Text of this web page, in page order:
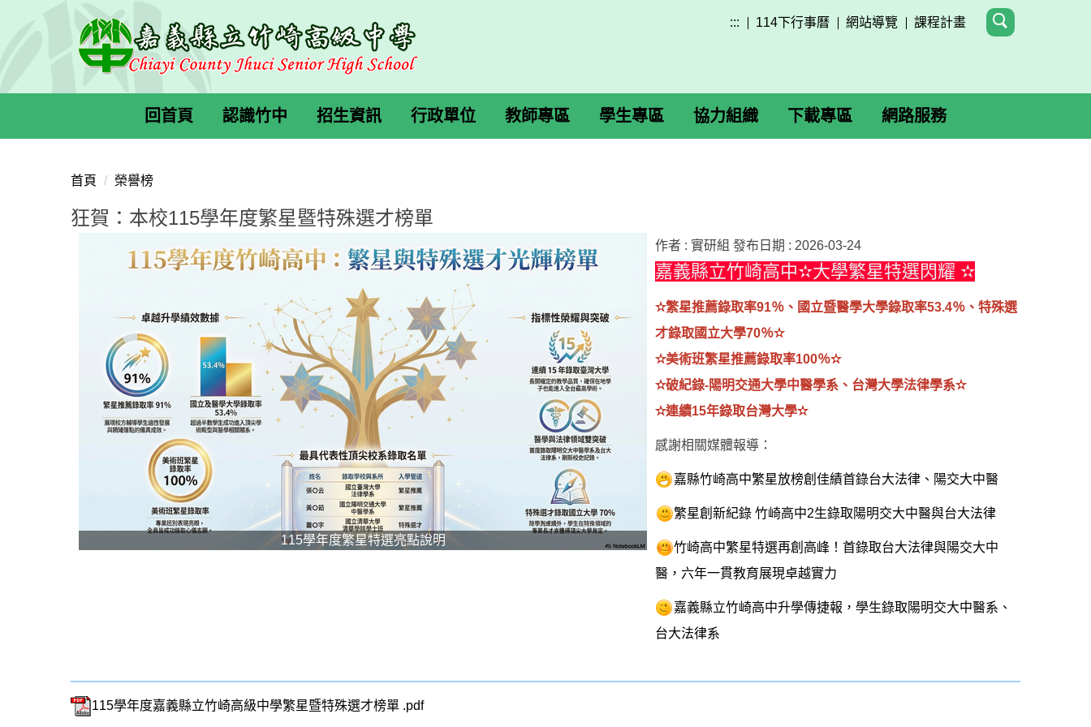
內
::: 114下行事曆 網站導覽 課程計畫
回首頁 認識竹中 招生資訊 行政單位 教師專區 學生專區 協力組織 下載專區 網路服務
首頁 榮譽榜
狂賀：本校115學年度繁星暨特殊選才榜單
115學年度繁星特選亮點說明
作者 : 實研組 發布日期 : 2026-03-24
嘉義縣立竹崎高中✫大學繁星特選閃耀 ✫
✫繁星推薦錄取率91％、國立暨醫學大學錄取率53.4％、特殊選
才錄取國立大學70％✫
✫美術班繁星推薦錄取率100％✫
✫破紀錄-陽明交通大學中醫學系、台灣大學法律學系✫
✫連續15年錄取台灣大學✫
感謝相關媒體報導：
嘉縣竹崎高中繁星放榜創佳績首錄台大法律、陽交大中醫
繁星創新紀錄 竹崎高中2生錄取陽明交大中醫與台大法律
竹崎高中繁星特選再創高峰！首錄取台大法律與陽交大中
醫，六年一貫教育展現卓越實力
嘉義縣立竹崎高中升學傳捷報，學生錄取陽明交大中醫系、
台大法律系
115學年度嘉義縣立竹崎高級中學繁星暨特殊選才榜單 .pdf